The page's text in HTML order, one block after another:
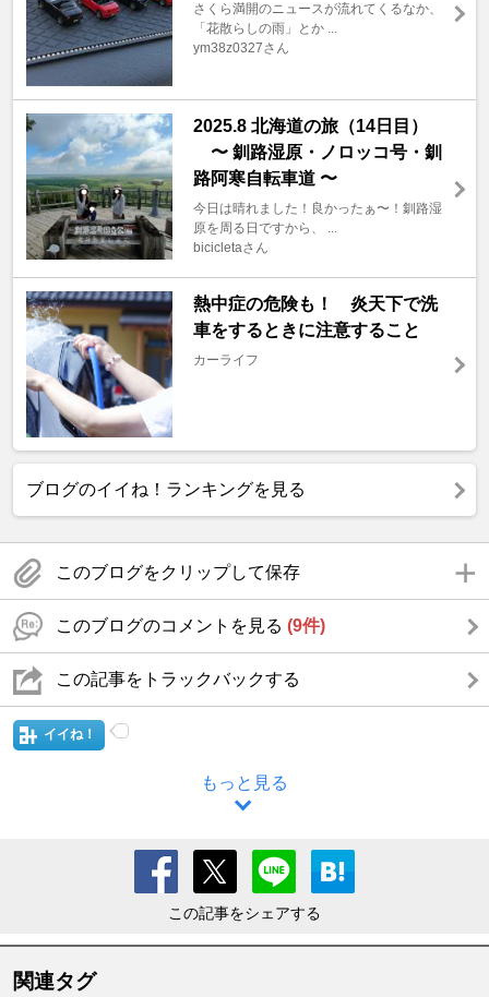
さくら満開のニュースが流れてくるなか、
「花散らしの雨」とか ...
ym38z0327さん
2025.8 北海道の旅（14日目）
〜 釧路湿原・ノロッコ号・釧
路阿寒自転車道 〜
今日は晴れました！良かったぁ〜！釧路湿
原を周る日ですから、 ...
bicicletaさん
熱中症の危険も！ 炎天下で洗
車をするときに注意すること
カーライフ
ブログのイイね！ランキングを見る
このブログをクリップして保存
このブログのコメントを見る (9件)
この記事をトラックバックする
イイね！
もっと見る
この記事をシェアする
関連タグ